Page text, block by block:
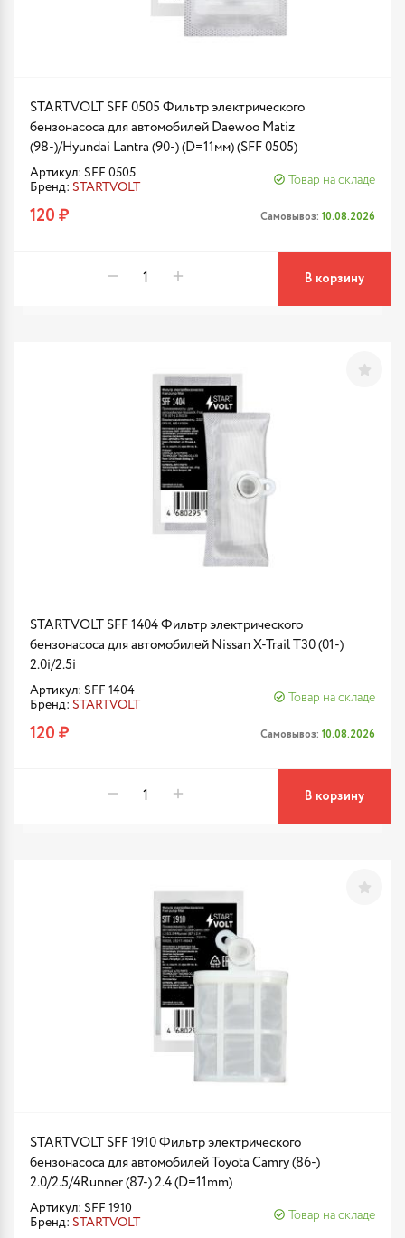
STARTVOLT SFF 0505 Фильтр электрического
бензонасоса для автомобилей Daewoo Matiz
(98-)/Hyundai Lantra (90-) (D=11мм) (SFF 0505)
Артикул: SFF 0505
Бренд: STARTVOLT
Товар на складе
120 ₽ Самовывоз: 10.08.2026
В корзину
STARTVOLT SFF 1404 Фильтр электрического
бензонасоса для автомобилей Nissan X-Trail T30 (01-)
2.0i/2.5i
Артикул: SFF 1404
Бренд: STARTVOLT
Товар на складе
120 ₽ Самовывоз: 10.08.2026
В корзину
STARTVOLT SFF 1910 Фильтр электрического
бензонасоса для автомобилей Toyota Camry (86-)
2.0/2.5/4Runner (87-) 2.4 (D=11mm)
Артикул: SFF 1910
Бренд: STARTVOLT
Товар на складе